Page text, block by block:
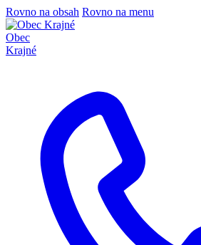
Rovno na obsah Rovno na menu
Obec
Krajné